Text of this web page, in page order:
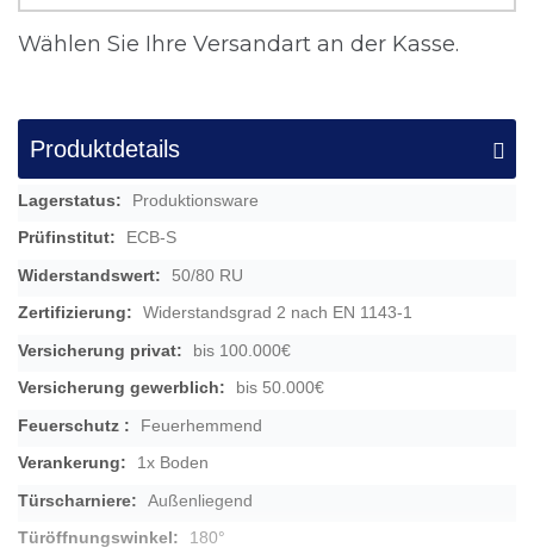
Wählen Sie Ihre Versandart an der Kasse.
Produktdetails
Mehr
Informationen
Produktionsware
ECB-S
50/80 RU
Widerstandsgrad 2 nach EN 1143-1
bis 100.000€
bis 50.000€
Feuerhemmend
1x Boden
Außenliegend
180°